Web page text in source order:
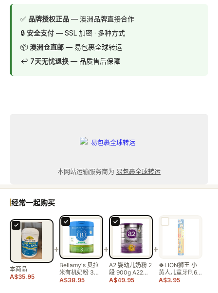
✅ 品牌授权正品 — 澳洲品牌直接合作
🔒 安全支付 — SSL 加密 · 多种方式
📦 澳洲仓直邮 — 易包裹全球转运
↩️ 7天无忧退换 — 品质售后保障
本网站运输服务商为 易包裹全球转运
经常一起购买
本商品
A$35.95
+
Bellamy's 贝拉
米有机奶粉 3
段…
A$38.95
+
A2 婴幼儿奶粉 2
段 900g A22…
A$49.95
+
🍀LION狮王 小
黄人儿童牙刷6-
12…
A$3.95